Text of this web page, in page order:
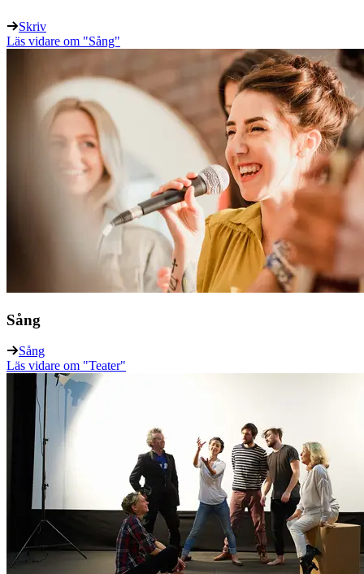
Skriv
Läs vidare om "Sång"
Sång
Sång
Läs vidare om "Teater"